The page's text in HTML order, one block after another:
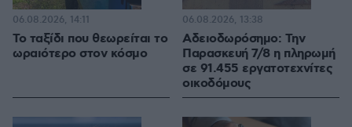
Το ταξίδι που θεωρείται το
ωραιότερο στον κόσμο
06.08.2026, 14:11
Αδειοδωρόσημο: Την
Παρασκευή 7/8 η πληρωμή
σε 91.455 εργατοτεχνίτες
οικοδόμους
06.08.2026, 13:38